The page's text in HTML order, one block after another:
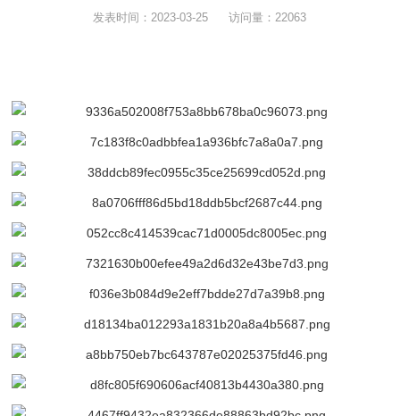
发表时间：2023-03-25 访问量：22063